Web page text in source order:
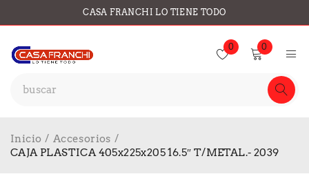
CASA FRANCHI LO TIENE TODO
0 0
Inicio / Accesorios /
CAJA PLASTICA 405x225x205 16.5″ T/METAL.- 2039